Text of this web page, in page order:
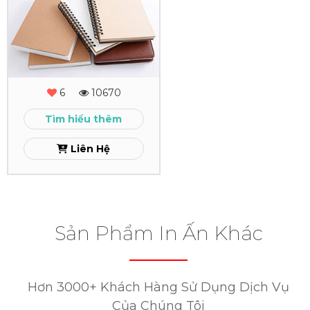
Sổ
Tay
Còng
Xem
6 10670
Tìm hiểu thêm
Liên Hệ
Sản Phẩm In Ấn Khác
Hơn 3000+ Khách Hàng Sử Dụng Dịch Vụ
Của Chúng Tôi